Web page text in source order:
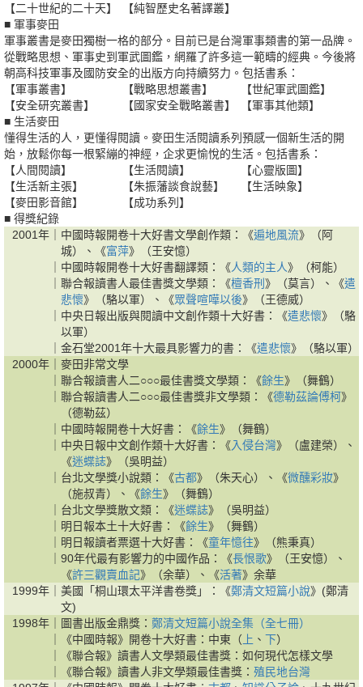
【二十世紀的二十天】
【純智歷史名著譯叢】
■ 軍事麥田
軍事叢書是麥田獨樹一格的部分。目前已是台灣軍事類書的第一品牌。
從戰略思想、軍事史到軍武圖鑑，網羅了許多這一範疇的經典。今後將
朝高科技軍事及國防安全的出版方向持續努力。包括書系：
【軍事叢書】
【戰略思想叢書】
【世紀軍武圖鑑】
【安全研究叢書】
【國家安全戰略叢書】
【軍事其他類】
■ 生活麥田
懂得生活的人，更懂得閱讀。麥田生活閱讀系列預感一個新生活的開
始，放鬆你每一根緊繃的神經，企求更愉悅的生活。包括書系：
【人間閱讀】
【生活閱讀】
【心靈版圖】
【生活新主張】
【朱振藩談食說藝】
【生活映象】
【麥田影音館】
【成功系列】
■ 得獎紀錄
2001年｜ 中國時報開卷十大好書文學創作類：《遍地風流》（阿
城）、《富萍》（王安憶）
中國時報開卷十大好書翻譯類：《人類的主人》（柯能）
聯合報讀書人最佳書獎文學類：《檀香刑 》（莫言）、《遣
悲懷》（駱以軍）、《眾聲喧嘩以後》（王德威）
中央日報出版與閱讀中文創作類十大好書：《遣悲懷》（駱
以軍）
金石堂2001年十大最具影響力的書：《遣悲懷》（駱以軍）
2000年｜ 麥田非常文學
聯合報讀書人二○○○最佳書獎文學類：《餘生》（舞鶴）
聯合報讀書人二○○○最佳書獎非文學類：《德勒茲論傅柯》
（德勒茲）
中國時報開卷十大好書：《餘生》（舞鶴）
中央日報中文創作類十大好書：《入侵台灣》（盧建榮）、
《迷蝶誌》（吳明益）
台北文學獎小說類：《古都》（朱天心）、《微醺彩妝》
（施叔青）、《餘生》（舞鶴）
台北文學獎散文類：《迷蝶誌》（吳明益）
明日報本土十大好書：《餘生》（舞鶴）
明日報讀者票選十大好書：《童年憶往》（熊秉真）
90年代最有影響力的中國作品：《長恨歌》（王安憶）、
《許三觀賣血記》（余華）、《活著》余華
1999年｜ 美國「桐山環太平洋書卷獎」：《鄭清文短篇小說》(鄭清
文)
1998年｜
圖書出版金鼎獎： 鄭清文短篇小說全集（全七冊）
《中國時報》開卷十大好書：中東（ 上 、 下）
《聯合報》讀書人文學類最佳書獎：如何現代怎樣文學
《聯合報》讀書人非文學類最佳書獎： 殖民地台灣